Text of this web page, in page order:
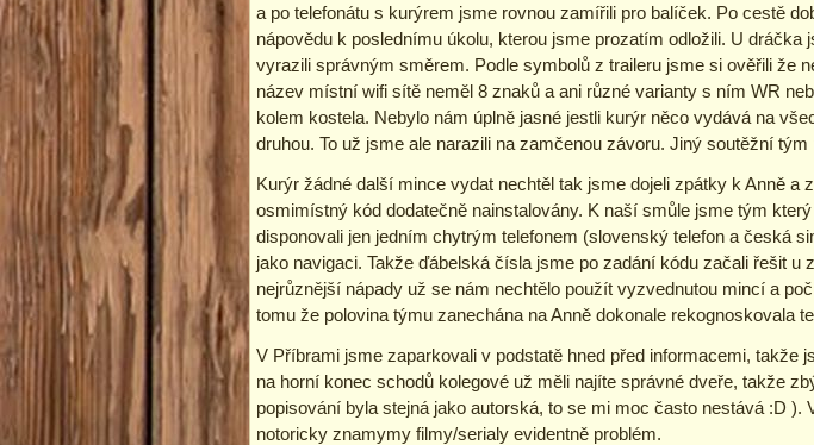
a po telefonátu s kurýrem jsme rovnou zamířili pro balíček. Po cestě
nápovědu k poslednímu úkolu, kterou jsme prozatím odložili. U
vyrazili správným směrem. Podle symbolů z traileru jsme si ověřili že
název místní wifi sítě neměl 8 znaků a ani různé varianty s ním WR
kolem kostela. Nebylo nám úplně jasné jestli kurýr něco vydává na
druhou. To už jsme ale narazili na zamčenou závoru. Jiný soutěžní
Kurýr žádné další mince vydat nechtěl tak jsme dojeli zpátky k Anně
osmimístný kód dodatečně nainstalovány. K naší smůle jsme tým
disponovali jen jedním chytrým telefonem (slovenský telefon a česká
jako navigaci. Takže ďábelská čísla jsme po zadání kódu začali řešit
nejrůznější nápady už se nám nechtělo použít vyzvednutou mincí a
tomu že polovina týmu zanechána na Anně dokonale rekognoskovala
V Příbrami jsme zaparkovali v podstatě hned před informacemi,
na horní konec schodů kolegové už měli najíte správné dveře, takže
popisování byla stejná jako autorská, to se mi moc často nestává :D
notoricky znamymy filmy/serialy evidentně problém.